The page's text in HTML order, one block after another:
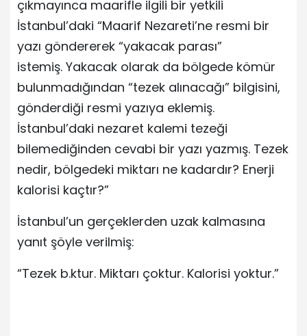
çıkmayınca maarifle ilgili bir yetkili
İstanbul’daki “Maarif Nezareti’ne resmi bir
yazı göndererek “yakacak parası”
istemiş. Yakacak olarak da bölgede kömür
bulunmadığından “tezek alınacağı” bilgisini,
gönderdiği resmi yazıya eklemiş.
İstanbul’daki nezaret kalemi tezeği
bilemediğinden cevabi bir yazı yazmış. Tezek
nedir, bölgedeki miktarı ne kadardır? Enerji
kalorisi kaçtır?”
İstanbul’un gerçeklerden uzak kalmasına
yanıt şöyle verilmiş:
“Tezek b.ktur. Miktarı çoktur. Kalorisi yoktur.”